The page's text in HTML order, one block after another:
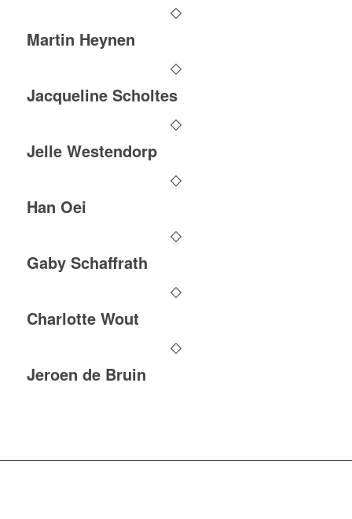
Martin Heynen
Jacqueline Scholtes
Jelle Westendorp
Han Oei
Gaby Schaffrath
Charlotte Wout
Jeroen de Bruin